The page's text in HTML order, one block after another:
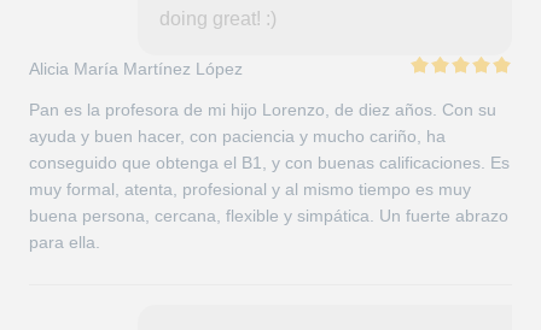
doing great! :)
Alicia María Martínez López
Pan es la profesora de mi hijo Lorenzo, de diez años. Con su
ayuda y buen hacer, con paciencia y mucho cariño, ha
conseguido que obtenga el B1, y con buenas calificaciones. Es
muy formal, atenta, profesional y al mismo tiempo es muy
buena persona, cercana, flexible y simpática. Un fuerte abrazo
para ella.